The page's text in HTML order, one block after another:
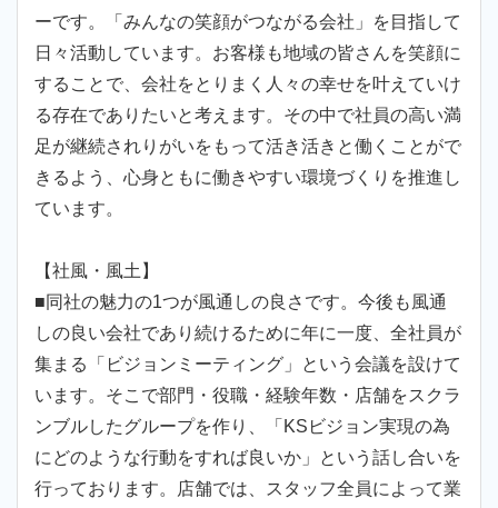
ーです。「みんなの笑顔がつながる会社」を目指して
日々活動しています。お客様も地域の皆さんを笑顔に
することで、会社をとりまく人々の幸せを叶えていけ
る存在でありたいと考えます。その中で社員の高い満
足が継続されりがいをもって活き活きと働くことがで
きるよう、心身ともに働きやすい環境づくりを推進し
ています。
【社風・風土】
■同社の魅力の1つが風通しの良さです。今後も風通
しの良い会社であり続けるために年に一度、全社員が
集まる「ビジョンミーティング」という会議を設けて
います。そこで部門・役職・経験年数・店舗をスクラ
ンブルしたグループを作り、「KSビジョン実現の為
にどのような行動をすれば良いか」という話し合いを
行っております。店舗では、スタッフ全員によって業